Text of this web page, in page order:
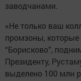
заводчанами.
«Не только ваш
промзоны,
“Борисково”,
Президенту,
выделено 100 млн